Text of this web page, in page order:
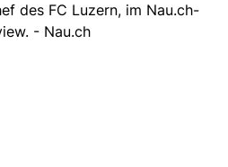
des FC Luzern, im Nau.ch-
- Nau.ch